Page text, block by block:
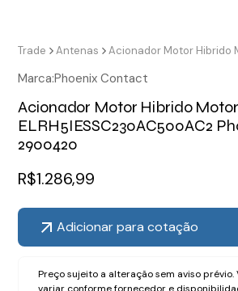
Trade Antenas
Marca:Phoenix Contact
Acionador Motor Hibrido
ELRH5IESSC230AC500AC2
2900420
R$1.286,99
Adicionar para cotação
Preço sujeito a alteração sem aviso prévio.